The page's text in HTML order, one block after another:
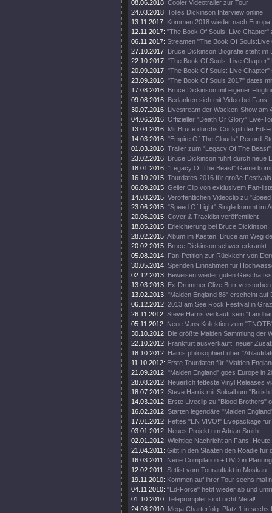
08.06.2018: Cooler Videotrailer zur Tour
24.03.2018: Tolles Dickinson Interview online
13.11.2017: Kommen 2018 wieder nach Europa
12.11.2017: "The Book Of Souls: Live Chapter"
06.11.2017: Streamen "The Book Of Souls:Live
27.10.2017: Bruce Dickinson Biografie steht im
22.10.2017: "The Book Of Souls: Live Chapter"
20.09.2017: "The Book Of Souls: Live Chapter"
23.09.2016: "The Book Of Souls 2017" dates
17.08.2016: Bruce Dickinson mit eigener
09.08.2016: Bedanken sich mit Video bei Fans!
30.07.2016: Livestream der Wacken-Show am
04.06.2016: Offizieller "Death Or Glory" Live-
13.04.2016: Mit Bruce durchs Cockpit der Ed-
14.03.2016: "Empire Of The Clouds" Record-
01.03.2016: Trailer zum "Legacy Of The Beast"
23.02.2016: Bruce Dickinson führt durch neue
18.01.2016: "Legacy Of The Beast" Game
16.10.2015: Tourdates 2016 für große
06.09.2015: Geiler Clip von exklusivem Fan-
14.08.2015: Veröffentlichen Videoclip zu
23.06.2015: "Speed Of Light" Single kommt im
20.06.2015: Cover & Tracklist veröffentlicht
18.05.2015: Erleichterung bei Bruce Dickinson!
28.02.2015: Album im Kasten. Bruce am Weg
20.02.2015: Bruce Dickinson schwer erkrankt.
05.08.2014: Fan-Petition zur Rückkehr von
30.05.2014: Spenden Einnahmen für
02.12.2013: Beweisen wieder guten
13.03.2013: Ex-Drummer Clive Burr verstorben.
13.02.2013: "Maiden England 88" erscheint auf
06.12.2012: 2013 am See Rock Festival in Graz
26.11.2012: Steve Harris verkauft sein
05.11.2012: Neue Vans Kollektion zum
30.10.2012: Die größte Maiden Sammlung der
22.10.2012: Frankfurt ausverkauft, neuer
18.10.2012: Harris philosophiert über
11.10.2012: Erste Tourdaten für "Maiden
21.09.2012: "Maiden England" goes Europe in
28.08.2012: Neuerlich fetteste Vinyl Releases
18.07.2012: Steve Harris mit Soloalbum "British
14.03.2012: Erste Liveclip zu "Blood Brothers"
16.02.2012: Starten legendäre "Maiden
17.01.2012: Fettes "EN VIVO!" Livepackage
03.01.2012: Neues Projekt um Adrian Smith.
02.01.2012: Wichtige Nachricht an Fans: Heute
21.04.2011: Gibt in den Staaten den Roadie für
16.03.2011: Neue Compilation + DVD in
12.02.2011: Setlist vom Tourauftakt in Moskau.
19.11.2010: Kommen auf ihrer Tour sechs mal
04.11.2010: "Ed-Force" hebt wieder ab und
01.10.2010: Teleprompter sind nicht Metal!
24.08.2010: Mega Charterfolg. Platz 1 in sechs